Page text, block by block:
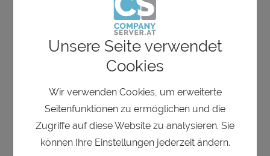
Blogs & Medienmodule
von Bildern, Slideshows, Videos und
Unsere Seite verwendet
Cookies
Wir verwenden Cookies, um erweiterte
Seitenfunktionen zu ermöglichen und die
Zugriffe auf diese Website zu analysieren. Sie
können Ihre Einstellungen jederzeit ändern.